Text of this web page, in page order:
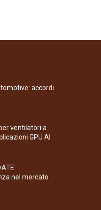
accordi
ventilatori a
GPU AI
nel mercato